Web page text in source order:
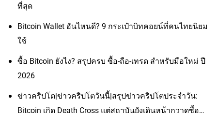
ที่สุด
Bitcoin Wallet อันไหนดี? 9 กระเป๋าบิทคอยน์ที่คนไทยนิยม
ใช้
ซื้อ Bitcoin ยังไง? สรุปครบ ซื้อ-ถือ-เทรด สำหรับมือใหม่ ปี
2026
ข่าวคริปโต|ข่าวคริปโตวันนี้|สรุปข่าวคริปโตประจำวัน:
Bitcoin เกิด Death Cross แต่สถาบันยังเดินหน้ากวาดซื้อ